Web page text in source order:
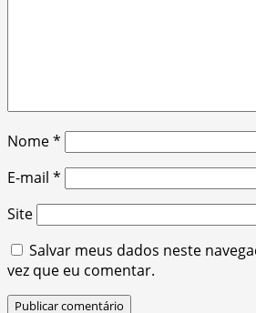
Nome*
E-mail *
Site
Salvar meus dados neste
vez que eu comentar.